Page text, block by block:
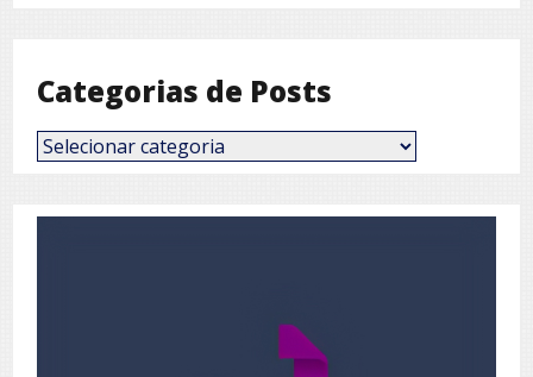
Categorias de Posts
Categorias
de